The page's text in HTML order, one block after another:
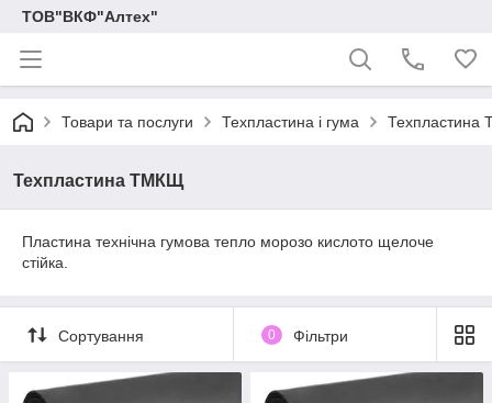
ТОВ"ВКФ"Алтех"
Товари та послуги Техпластина і гума
Техпластина ТМКЩ
Пластина технічна гумова тепло морозо кислото щелоче
стійка.
Сортування 0 Фільтри